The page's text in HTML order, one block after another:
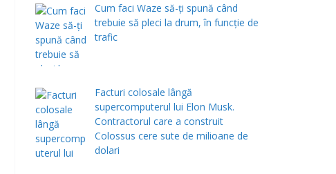
Cum faci Waze să-ți spună când
trebuie să pleci la drum, în funcție de
trafic
Facturi colosale lângă
supercomputerul lui Elon Musk.
Contractorul care a construit
Colossus cere sute de milioane de
dolari